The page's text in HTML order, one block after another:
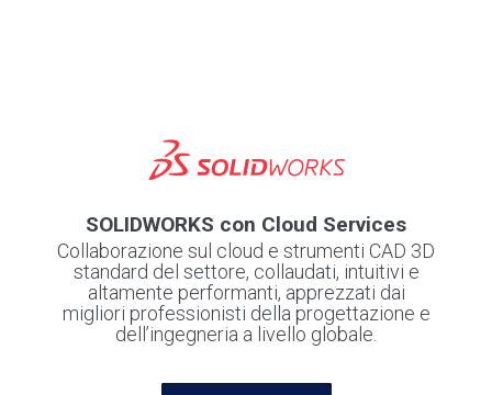
SOLIDWORKS con Cloud Services
Collaborazione sul cloud e strumenti CAD 3D
standard del settore, collaudati, intuitivi e
altamente performanti, apprezzati dai
migliori professionisti della progettazione e
dell’ingegneria a livello globale.